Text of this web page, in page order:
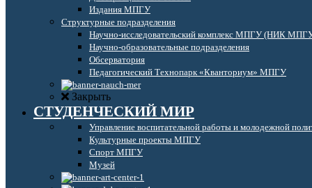
Издания МПГУ
Структурные подразделения
Научно-исследовательский комплекс МПГУ (НИК
Научно-образовательные подразделения
Обсерватория
Педагогический Технопарк «Кванториум» МПГУ
Закрыть
СТУДЕНЧЕСКИЙ МИР
Управление воспитательной работы и молодежной
Культурные проекты МПГУ
Спорт МПГУ
Музей